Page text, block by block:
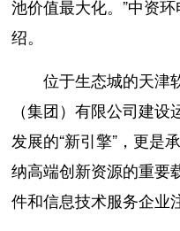
池价值最大化。”中资
绍。
位于生态城的天津
（集团）有限公司建
发展的“新引擎”，更是
纳高端创新资源的重要
件和信息技术服务企业